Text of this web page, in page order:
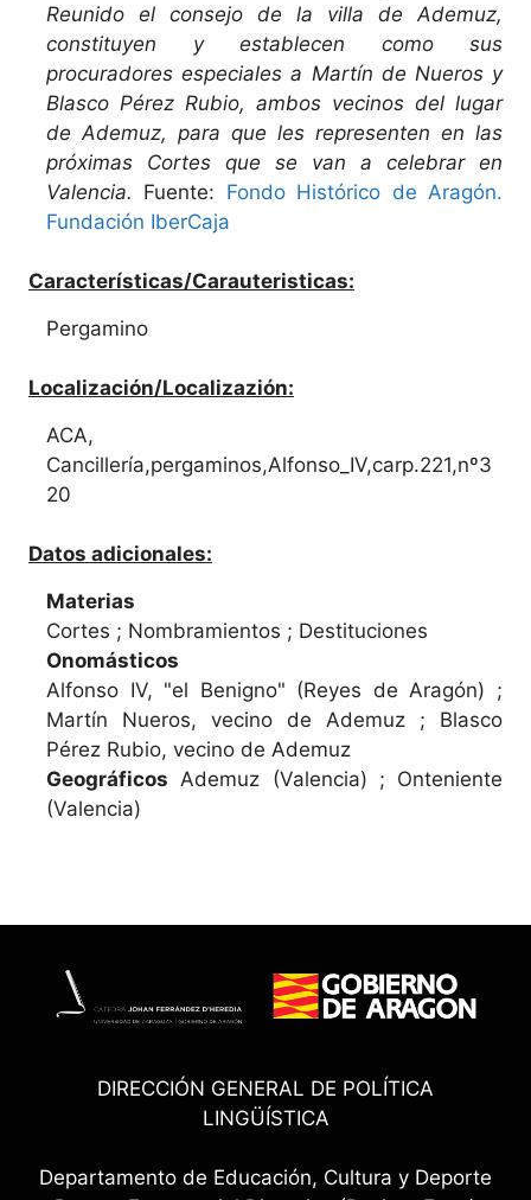
Reunido el consejo de la villa de Ademuz,
constituyen y establecen como sus
procuradores especiales a Martín de Nueros y
Blasco Pérez Rubio, ambos vecinos del lugar
de Ademuz, para que les representen en las
próximas Cortes que se van a celebrar en
Valencia. Fuente: Fondo Histórico de Aragón.
Fundación IberCaja
Características/Carauteristicas:
Pergamino
Localización/Localizazión:
ACA,
Cancillería,pergaminos,Alfonso_IV,carp.221,nº3
20
Datos adicionales:
Materias
Cortes ; Nombramientos ; Destituciones
Onomásticos
Alfonso IV, "el Benigno" (Reyes de Aragón) ;
Martín Nueros, vecino de Ademuz ; Blasco
Pérez Rubio, vecino de Ademuz
Geográficos Ademuz (Valencia) ; Onteniente
(Valencia)
DIRECCIÓN GENERAL DE POLÍTICA
LINGÜÍSTICA
Departamento de Educación, Cultura y Deporte